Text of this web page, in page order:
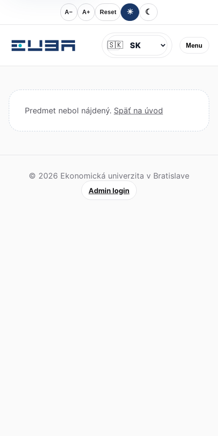
A− A+ Reset ☀ ☾
Menu
Jazyk
🇸🇰
Predmet nebol nájdený. Späť na úvod
© 2026 Ekonomická univerzita v Bratislave
Admin login